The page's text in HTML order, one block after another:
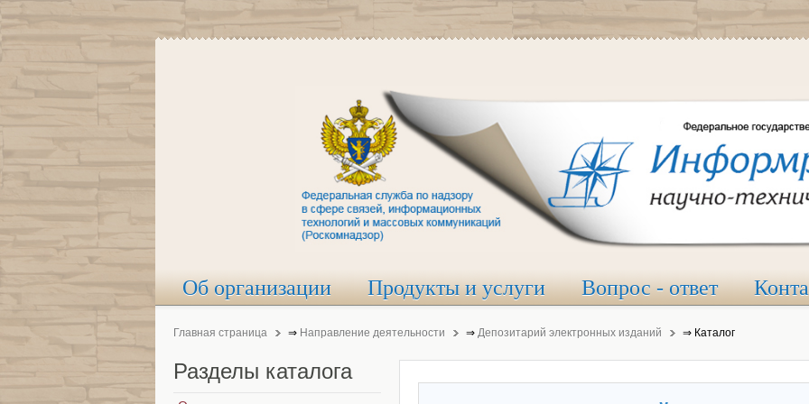
Об организации Продукты и услуги Вопрос - ответ
Главная страница ⇒ Направление деятельности ⇒ Депозитарий электронных изданий ⇒ Каталог
Разделы каталога